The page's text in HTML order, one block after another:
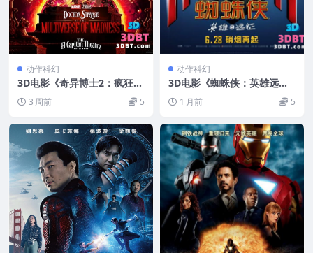
动作科幻
3D电影《奇异博士2：疯狂多
元宇宙3D》左右分屏格式 高
清网盘下载
3 周前 5
动作科幻
3D电影《蜘蛛侠：英雄远征3
D》左右分屏格式 高清VR3D
电影 网盘下载
1 月前 5